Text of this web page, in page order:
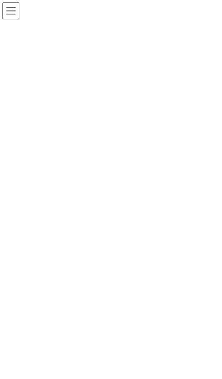
コ
ン
ナ
ビ
教材共有サイト2.0−高大連携歴史教育研究